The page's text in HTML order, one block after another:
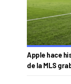
Apple hace
de la MLS